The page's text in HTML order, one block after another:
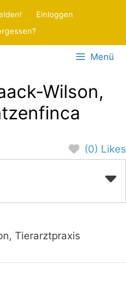
Einloggen
Menü
Wilson,
(0) Likes
Tierarztpraxis